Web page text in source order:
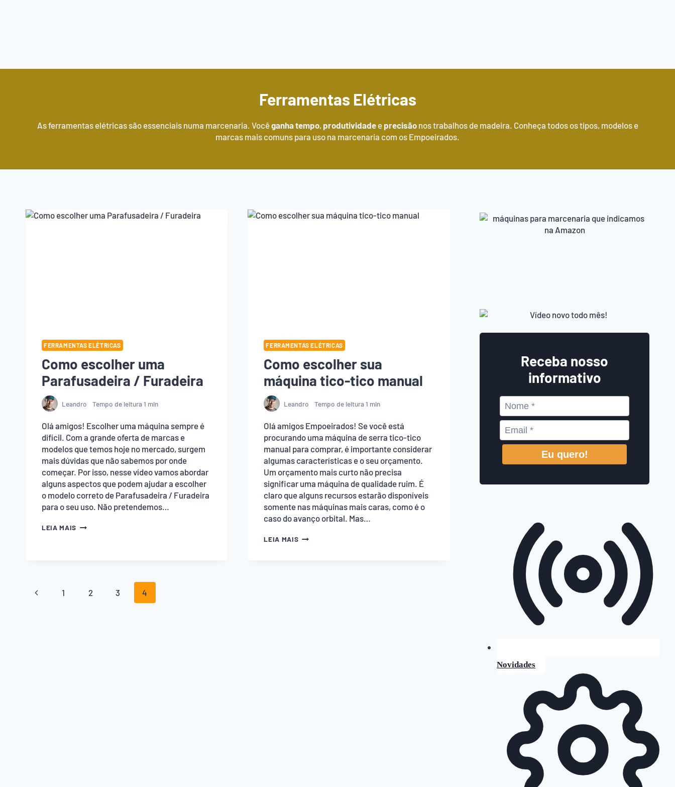
Ferramentas Elétricas
As ferramentas elétricas são essenciais numa marcenaria. Vocêganha tempo, produtividadee precisãonos trabalhos de madeira. Conheça todos os tipos, modelos e
marcas mais comuns para uso na marcenaria com os Empoeirados.
FERRAMENTAS ELÉTRICAS
Como escolher uma
Parafusadeira / Furadeira
Leandro Tempo de leitura1 min
Olá amigos! Escolher uma máquina sempre é
difícil. Com a grande oferta de marcas e
modelos que temos hoje no mercado, surgem
mais dúvidas que não sabemos por onde
começar. Por isso, nesse vídeo vamos abordar
alguns aspectos que podem ajudar a escolher
o modelo correto de Parafusadeira / Furadeira
para o seu uso. Não pretendemos…
LEIA MAIS COMO
FERRAMENTAS ELÉTRICAS
Como escolher sua
máquina tico-tico manual
Leandro Tempo de leitura1 min
Olá amigos Empoeirados! Se você está
procurando uma máquina de serra tico-tico
manual para comprar, é importante considerar
algumas características e o seu orçamento.
Um orçamento mais curto não precisa
significar uma máquina de qualidade ruim. É
claro que alguns recursos estarão disponíveis
somente nas máquinas mais caras, como é o
caso do avanço orbital. Mas…
LEIA MAISCOMO
Navegação
Página
1 2 3 4
Receba nosso
informativo
Eu quero!
Novidades